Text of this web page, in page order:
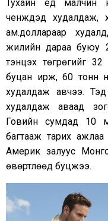
Тухайн үед
ченжүүдэд худалдаж,
ам.доллараар
жилийн дараа буюу
тэнцэх төгрөгийг
буцан ирж, 60 тонн
худалдаж авчээ.
худалдаж аваад
Говийн сумдад 10
багтааж тарих ажлаа
Америк залуус
өвөртлөөд буцжээ.